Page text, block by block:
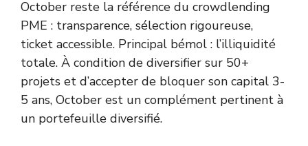
October reste la référence du crowdlending
PME : transparence, sélection rigoureuse,
ticket accessible. Principal bémol : l’illiquidité
totale. À condition de diversifier sur 50+
projets et d’accepter de bloquer son capital 3-
5 ans, October est un complément pertinent à
un portefeuille diversifié.